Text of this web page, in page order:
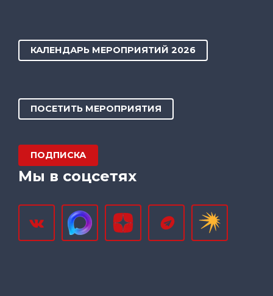
КАЛЕНДАРЬ МЕРОПРИЯТИЙ 2026
ПОСЕТИТЬ МЕРОПРИЯТИЯ
ПОДПИСКА
Мы в соцсетях